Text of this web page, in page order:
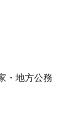
・地方公務